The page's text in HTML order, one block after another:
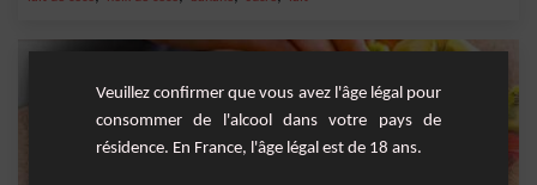
Veuillez confirmer que vous avez l'âge légal pour
consommer de l'alcool dans votre pays de
résidence. En France, l'âge légal est de 18 ans.